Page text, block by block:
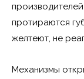
протираются
желтеют, не
Механизмы